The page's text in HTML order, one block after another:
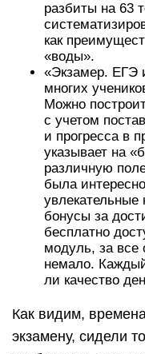
разбиты на 63
как
«воды».
«Экзамер. ЕГЭ
многих
Можно
с учетом
и прогресса в
указывает на
различную
была
увлекательные
бонусы за
бесплатно
модуль, за все
немало.
ли качество
Как видим,
экзамену, сидели